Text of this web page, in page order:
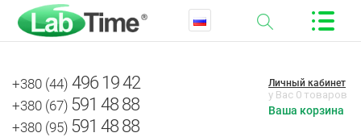
+380 (44) 496 19 42
+380 (67) 591 48 88
+380 (95) 591 48 88
Личный кабинет
у Вас 0 товаров
Ваша корзина